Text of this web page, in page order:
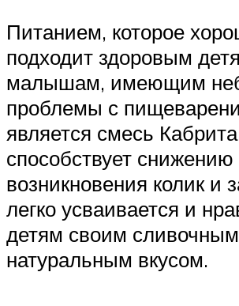
Питанием, которое
подходит здоровым
малышам, имеющим
проблемы с
является смесь
способствует снижению
возникновения колик и
легко усваивается и
детям своим
натуральным вкусом.